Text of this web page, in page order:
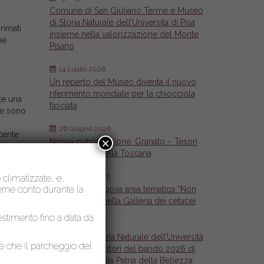
una
sono
Comune di San Giuliano Terme e Museo
di Storia Naturale dell’Università di Pisa
insieme nella valorizzazione del Monte
Pisano
Un reperto del Museo diventa il nuovo
riferimento mondiale per la chiocciola
fasciata
14 Luglio 2026
Nuova pubblicazione: Granato – Tesori
mineralogici della Toscana
26 Giugno 2026
Inaugurata la nuova area tematica “Non
solo Cetacei” nella Galleria dei cetacei
26 Giugno 2026
Il Museo di Storia Naturale dell’Università
di Pisa tra i vincitori del bando 2026 di
Fondazione Italia Patria della Bellezza
6 Maggio 2026
climatizzate, e,
conto durante la
fino a data da
che il parcheggio del
×